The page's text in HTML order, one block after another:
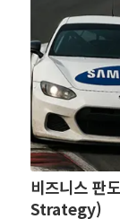
비즈니스 판
Strategy)